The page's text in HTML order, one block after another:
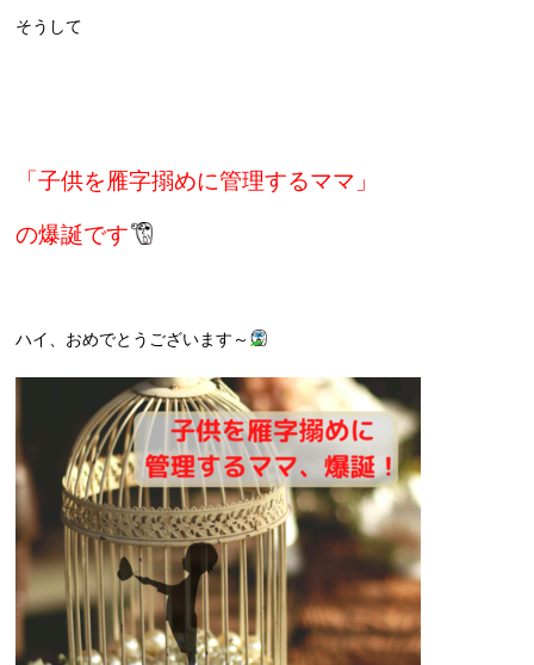
そうして
「子供を雁字搦めに管理するママ」
の爆誕です
ハイ、おめでとうございます～